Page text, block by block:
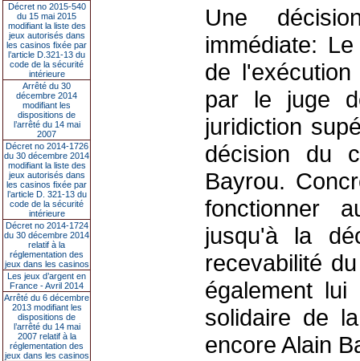
Décret no 2015-540
du 15 mai 2015
modifiant la liste des
jeux autorisés dans
les casinos fixée par
l’article D.321-13 du
code de la sécurité
intérieure
Arrêté du 30
décembre 2014
modifiant les
dispositions de
l’arrêté du 14 mai
2007
Décret no 2014-1726
du 30 décembre 2014
modifiant la liste des
jeux autorisés dans
les casinos fixée par
l’article D. 321-13 du
code de la sécurité
intérieure
Décret no 2014-1724
du 30 décembre 2014
relatif à la
réglementation des
jeux dans les casinos
Les jeux d’argent en
France - Avril 2014
Arrêté du 6 décembre
2013 modifiant les
dispositions de
l’arrêté du 14 mai
2007 relatif à la
réglementation des
jeux dans les casinos
Une
immédiate:
de
par le juge
juridiction
décision du
Bayrou.
fonctionner
jusqu'à la
recevabilité
également
solidaire de
encore Alain